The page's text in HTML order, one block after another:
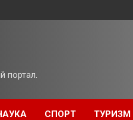
портал.
СПОРТ ТУРИЗМ